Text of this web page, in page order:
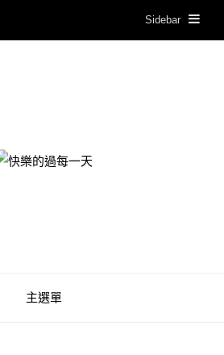
Sidebar
快樂的過每一天
主選單